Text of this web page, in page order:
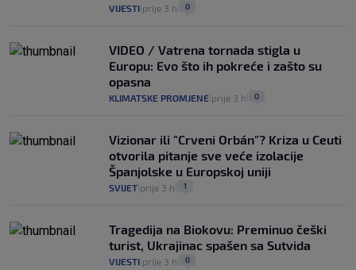
VIJESTI prije 3 h 0
VIDEO / Vatrena tornada stigla u
Europu: Evo što ih pokreće i zašto su
opasna
KLIMATSKE PROMJENE prije 3 h 0
Vizionar ili "Crveni Orbán"? Kriza u Ceuti
otvorila pitanje sve veće izolacije
Španjolske u Europskoj uniji
SVIJET prije 3 h 1
Tragedija na Biokovu: Preminuo češki
turist, Ukrajinac spašen sa Sutvida
VIJESTI prije 3 h 0